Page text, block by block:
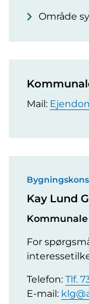
Område
Mail:
Kay Lund
For
Telefon: Tlf.
E-mail: